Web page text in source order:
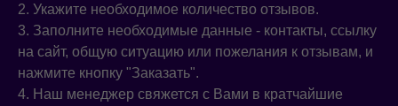
2. Укажите необходимое количество отзывов.
3. Заполните необходимые данные - контакты, ссылку
на сайт, общую ситуацию или пожелания к отзывам, и
нажмите кнопку "Заказать".
4. Наш менеджер свяжется с Вами в кратчайшие